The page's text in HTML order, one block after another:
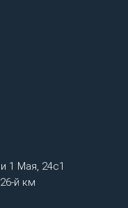
1 Мая, 24с1
й км